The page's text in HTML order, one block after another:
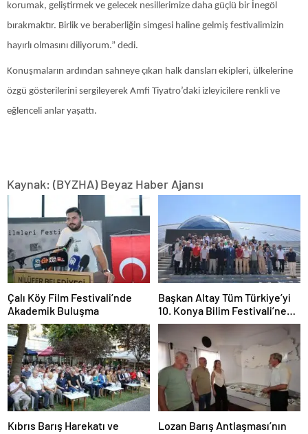
korumak, geliştirmek ve gelecek nesillerimize daha güçlü bir İnegöl
bırakmaktır. Birlik ve beraberliğin simgesi haline gelmiş festivalimizin
hayırlı olmasını diliyorum.” dedi.
Konuşmaların ardından sahneye çıkan halk dansları ekipleri, ülkelerine
özgü gösterilerini sergileyerek Amfi Tiyatro’daki izleyicilere renkli ve
eğlenceli anlar yaşattı.
Kaynak: (BYZHA) Beyaz Haber Ajansı
Çalı Köy Film Festivali’nde
Akademik Buluşma
Başkan Altay Tüm Türkiye’yi
10. Konya Bilim Festivali’ne
Davet Etti
Kıbrıs Barış Harekatı ve
Lozan Barış Antlaşması’nın